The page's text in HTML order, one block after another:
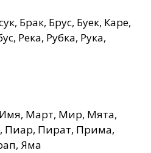
Брак, Брус, Буек, Каре,
Река, Рубка, Рука,
Март, Мир, Мята,
Пиар, Пират, Прима,
Яма